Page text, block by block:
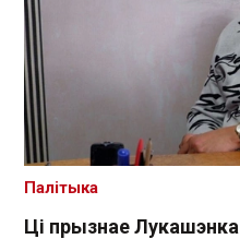
Ці прызнае
Палітыка